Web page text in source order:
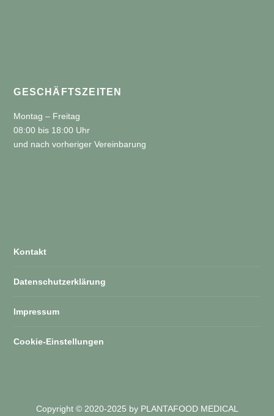
GESCHÄFTSZEITEN
Montag – Freitag
08:00 bis 18:00 Uhr
und nach vorheriger Vereinbarung
Kontakt
Datenschutzerklärung
Impressum
Cookie-Einstellungen
Copyright © 2020-2025 by PLANTAFOOD MEDICAL